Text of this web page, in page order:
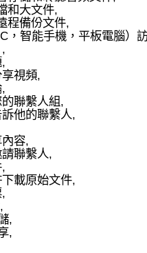
和大文件,
程備份文件,
，智能手機，平板電腦）
視頻,
聯繫人組,
他的聯繫人,
容,
聯繫人,
載原始文件,
,
,